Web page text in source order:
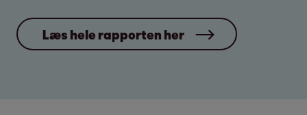
Læs hele rapporten her